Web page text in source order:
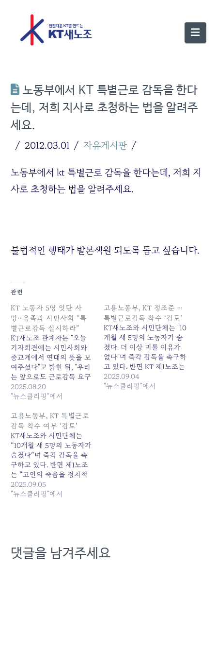
노동부에서 KT 특별근로 감독을 한다
는데, 저희 지사로 초청하는 법을 알려주
세요.
2012.03.01 자유게시판
노동부에서 kt 특별근로 감독을 한다는데, 저희 지
사로 초청하는 법을 알려주세요.
불법적인 행태가 발본색원 되도록 돕고 싶습니다.
관련
KT 노동자 5명 잇단 사
망…유족과 시민사회 “특
별근로감독 실시하라”
KT새노조 관계자는 "오늘
기자회견에는 시민사회와
종교계에서 연대의 뜻을 보
여주셨다"고 밝힌 뒤, "우리
는 앞으로도 근로감독 요구
와 산재 인정, 중대재해처벌
법 적용을 지속해서 추진할
원본 기사: KT 노동자 5명
잇단 사망…유족과 시민사
회 "특별근로감독 실시하
라" 발행일: 2025-08-20
05:58:00
2025.08.20
"뉴스클리핑"에서
고용노동부, KT 정조준 …
특별근로감독 착수 ‘검토’
KT새노조와 시민단체는 "10
개월 새 5명의 노동자가 숨
졌다. 더 이상 미룰 이유가
없다"며 즉각 감독을 촉구하
고 있다. 반면 KT 제1노조는
"고인의 죽음을 정치적으로
악용하는 선동"이라고 맞서
2025.09.04
"뉴스클리핑"에서
고용노동부, KT 특별근로
감독 착수 여부 ‘검토’
KT새노조와 시민단체는
“10개월 새 5명의 노동자가
숨졌다”며 즉각 감독을 촉
구하고 있다. 반면 제1노조
는 “고인의 죽음을 정치적
으로 악용하는 선동”이라고
반박했고, KT 사측 역시 “노
2025.09.05
"뉴스클리핑"에서
댓글을 남겨주세요